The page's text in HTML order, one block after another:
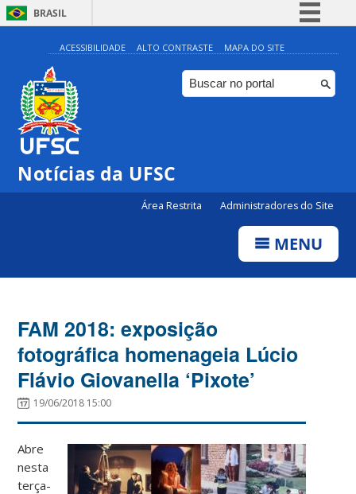
BRASIL
Simplifique!
Comunica BR
Participe
ACESSIBILIDADE ALTO CONTRASTE MAPA DO SITE
Notícias da UFSC
Área Restrita Administradores do Site
MENU
FAM 2018: exposição
fotográfica homenageia Lúcio
Flávio Giovanella ‘Pixote’
19/06/2018 15:00
Abre
nesta
terça-